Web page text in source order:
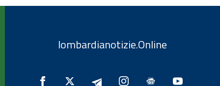
lombardianotizie.Online